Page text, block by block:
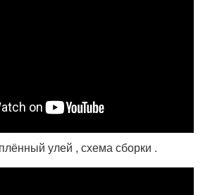
улей , схема сборки .